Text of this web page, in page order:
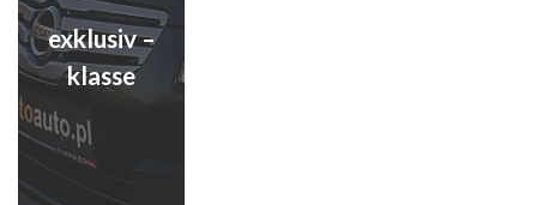
exklusiv –
klasse